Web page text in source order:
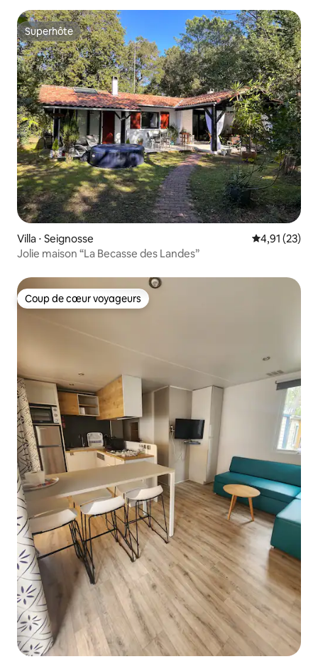
Superhôte
Superhôte
Villa ⋅ Seignosse Évaluation
4,91 (23)
Jolie maison “La Becasse des Landes”
Coup de cœur voyageurs
Coup de cœur voyageurs